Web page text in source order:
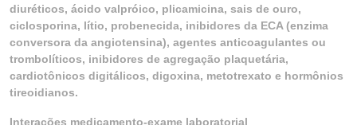
diuréticos, ácido valpróico, plicamicina, sais de ouro,
ciclosporina, lítio, probenecida, inibidores da ECA (enzima
conversora da angiotensina), agentes anticoagulantes ou
trombolíticos, inibidores de agregação plaquetária,
cardiotônicos digitálicos, digoxina, metotrexato e hormônios
tireoidianos.
Interações medicamento-exame laboratorial